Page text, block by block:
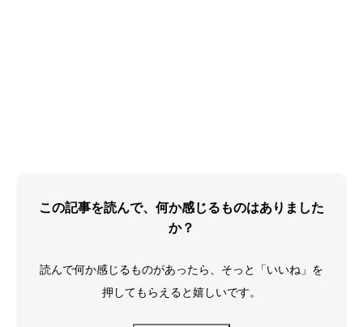
この記事を読んで、何か感じるものはありました
か？
読んで何か感じるものがあったら、そっと「いいね」を
押してもらえると嬉しいです。